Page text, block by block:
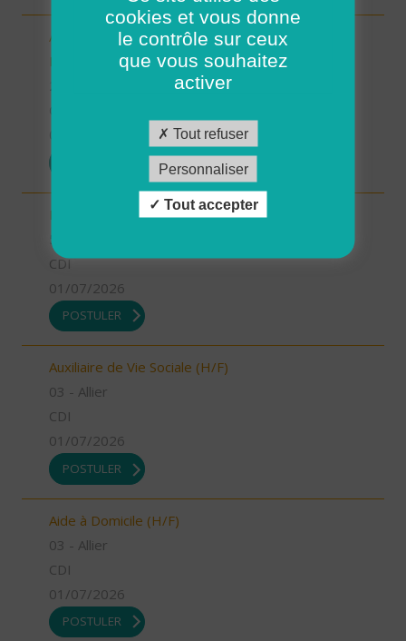
Aide-Soignant(e) à Domicile PLOUGASTEL-
DAOULAS CDD 80% (H/F)
INFIRMIER COORDINATEUR (H/F)
55 - Meuse
CDI
01/07/2026
POSTULER
Auxiliaire de Vie Sociale (H/F)
03 - Allier
CDI
01/07/2026
POSTULER
Aide à Domicile (H/F)
03 - Allier
CDI
01/07/2026
POSTULER
cookies et vous donne
le contrôle sur ceux
que vous souhaitez
activer
Tout refuser
Personnaliser
Tout accepter